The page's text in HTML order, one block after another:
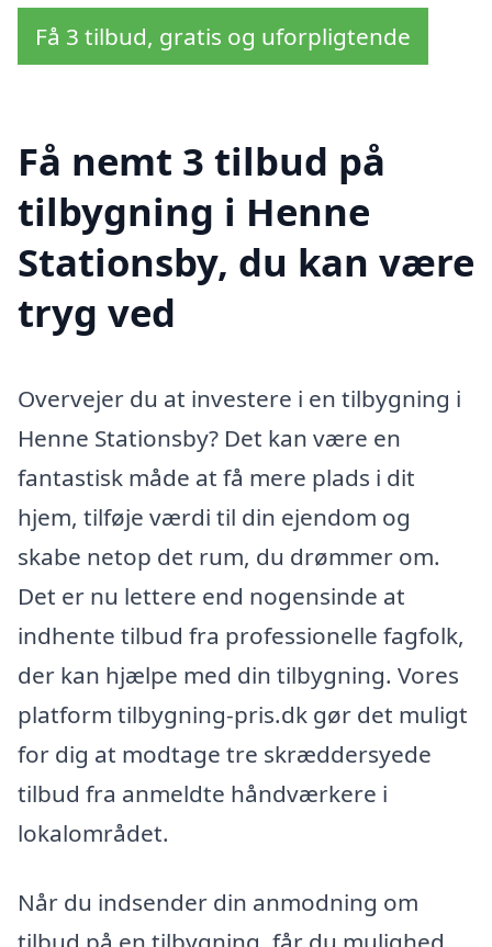
Få 3 tilbud, gratis og uforpligtende
Få nemt 3 tilbud på
tilbygning i Henne
Stationsby, du kan være
tryg ved
Overvejer du at investere i en tilbygning i
Henne Stationsby? Det kan være en
fantastisk måde at få mere plads i dit
hjem, tilføje værdi til din ejendom og
skabe netop det rum, du drømmer om.
Det er nu lettere end nogensinde at
indhente tilbud fra professionelle fagfolk,
der kan hjælpe med din tilbygning. Vores
platform tilbygning-pris.dk gør det muligt
for dig at modtage tre skræddersyede
tilbud fra anmeldte håndværkere i
lokalområdet.
Når du indsender din anmodning om